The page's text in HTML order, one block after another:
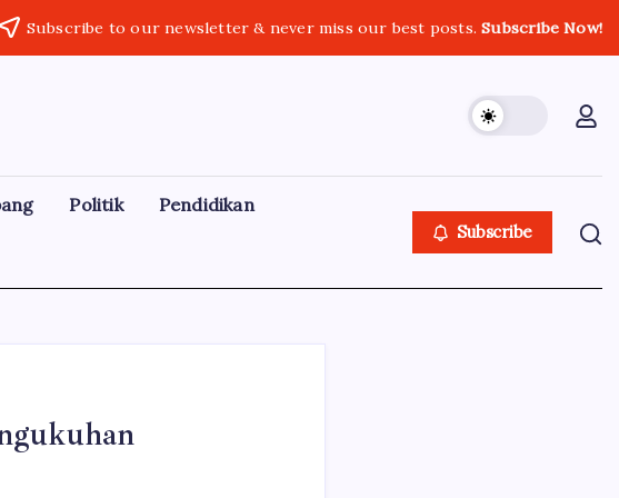
Subscribe to our newsletter & never miss our best posts.Subscribe Now!
Politik Pendidikan
Subscribe